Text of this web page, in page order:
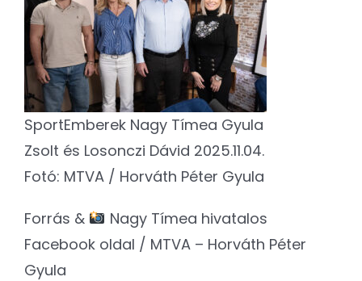
SportEmberek Nagy Tímea Gyula
Zsolt és Losonczi Dávid 2025.11.04.
Fotó: MTVA / Horváth Péter Gyula
Forrás &
Nagy Tímea hivatalos
Facebook oldal / MTVA – Horváth Péter
Gyula